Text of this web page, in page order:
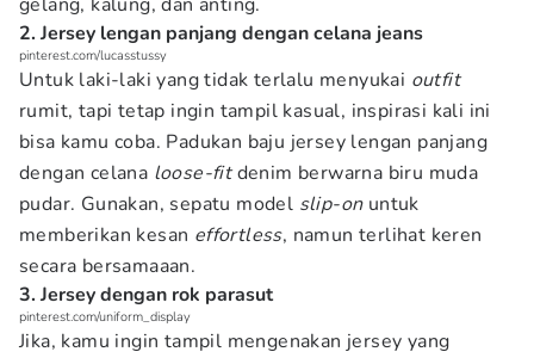
2. Jersey lengan panjang dengan celana jeans
pinterest.com/lucasstussy
Untuk laki-laki yang tidak terlalu menyukai outfit
rumit, tapi tetap ingin tampil kasual, inspirasi kali ini
bisa kamu coba. Padukan baju jersey lengan panjang
dengan celana loose-fitdenim berwarna biru muda
pudar. Gunakan, sepatu model slip-on untuk
memberikan kesan effortless, namun terlihat keren
secara bersamaaan.
3. Jersey dengan rok parasut
pinterest.com/uniform_display
Jika, kamu ingin tampil mengenakan jersey yang